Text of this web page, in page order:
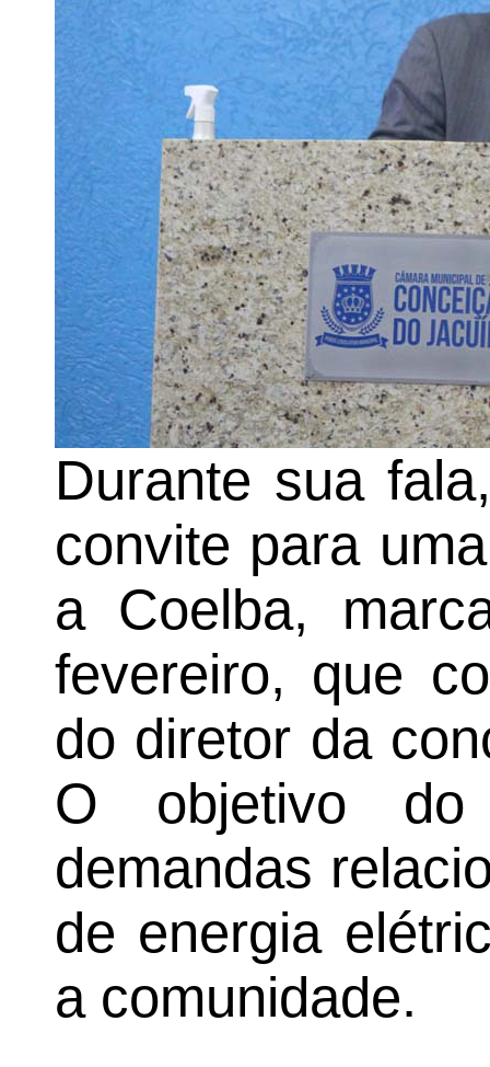
Durante sua
convite para
a Coelba,
fevereiro, que
do diretor da
O objetivo
demandas
de energia
a comunidade.